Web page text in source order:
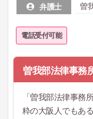
弁護士 曽
電話受付可能
曽我部法律事務
「曽我部法律事務
粋の大阪人でもあ